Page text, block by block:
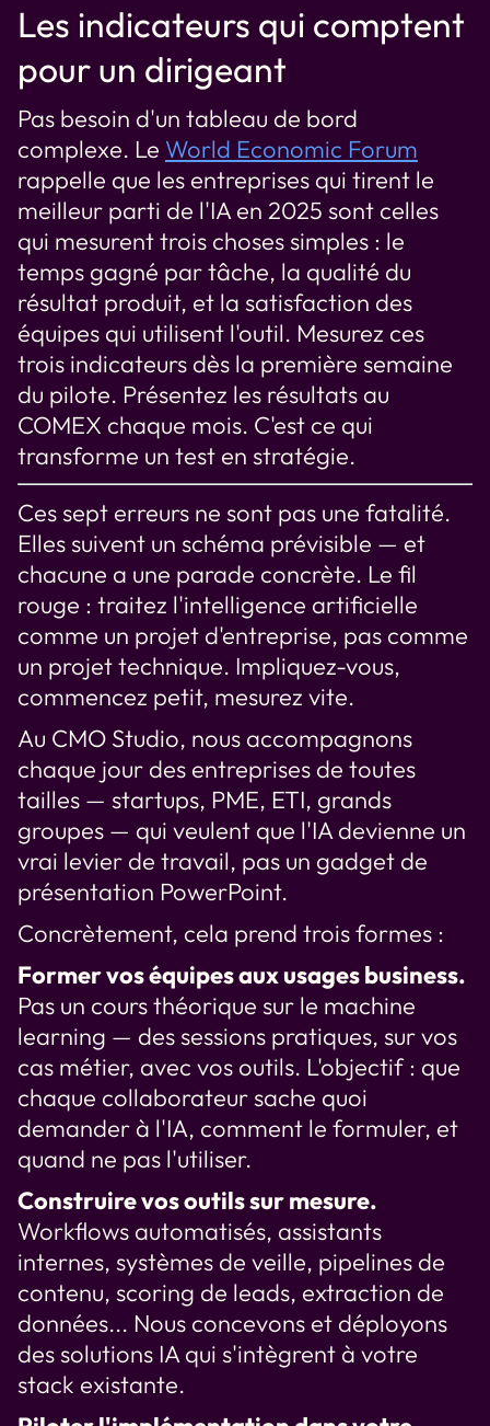
Les indicateurs qui comptent
pour un dirigeant
Pas besoin d'un tableau de bord
complexe. Le World Economic Forum
rappelle que les entreprises qui tirent le
meilleur parti de l'IA en 2025 sont celles
qui mesurent trois choses simples : le
temps gagné par tâche, la qualité du
résultat produit, et la satisfaction des
équipes qui utilisent l'outil. Mesurez ces
trois indicateurs dès la première semaine
du pilote. Présentez les résultats au
COMEX chaque mois. C'est ce qui
transforme un test en stratégie.
Ces sept erreurs ne sont pas une fatalité.
Elles suivent un schéma prévisible — et
chacune a une parade concrète. Le fil
rouge : traitez l'intelligence artificielle
comme un projet d'entreprise, pas comme
un projet technique. Impliquez-vous,
commencez petit, mesurez vite.
Au CMO Studio, nous accompagnons
chaque jour des entreprises de toutes
tailles — startups, PME, ETI, grands
groupes — qui veulent que l'IA devienne un
vrai levier de travail, pas un gadget de
présentation PowerPoint.
Concrètement, cela prend trois formes :
Former vos équipes aux usages business.
Pas un cours théorique sur le machine
learning — des sessions pratiques, sur vos
cas métier, avec vos outils. L'objectif : que
chaque collaborateur sache quoi
demander à l'IA, comment le formuler, et
quand ne pas l'utiliser.
Construire vos outils sur mesure.
Workflows automatisés, assistants
internes, systèmes de veille, pipelines de
contenu, scoring de leads, extraction de
données... Nous concevons et déployons
des solutions IA qui s'intègrent à votre
stack existante.